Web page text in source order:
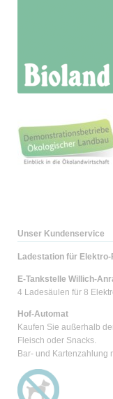
Unser Kundenservice
Ladestation für
E-Tankstelle Willich-
4 Ladesäulen für 8
Hof-Automat
Kaufen Sie außerhalb
Fleisch oder Snacks.
Bar- und Kartenzahlung